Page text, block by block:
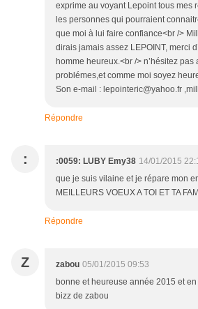
exprime au voyant Lepoint tous mes
les personnes qui pourraient
que moi à lui faire confiance<br />
dirais jamais assez LEPOINT, merci
homme heureux.<br /> n’hésitez pas
problémes,et comme moi soyez
Son e-mail : lepointeric@yahoo.fr
Répondre
: :0059: LUBY Emy38 14/01/2015
que je suis vilaine et je répare mon
MEILLEURS VOEUX A TOI ET TA
Répondre
Z zabou 05/01/2015 09:53
bonne et heureuse année 2015 et
bizz de zabou